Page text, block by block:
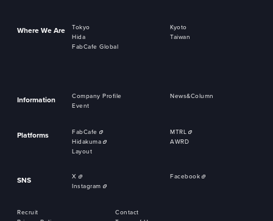
Where We Are Tokyo
Kyoto
Hida
Taiwan
FabCafe Global
Information Company Profile
News&Column
Event
Platforms FabCafe
MTRL
Hidakuma
AWRD
Layout
SNS X
Facebook
Instagram
Recruit
Contact